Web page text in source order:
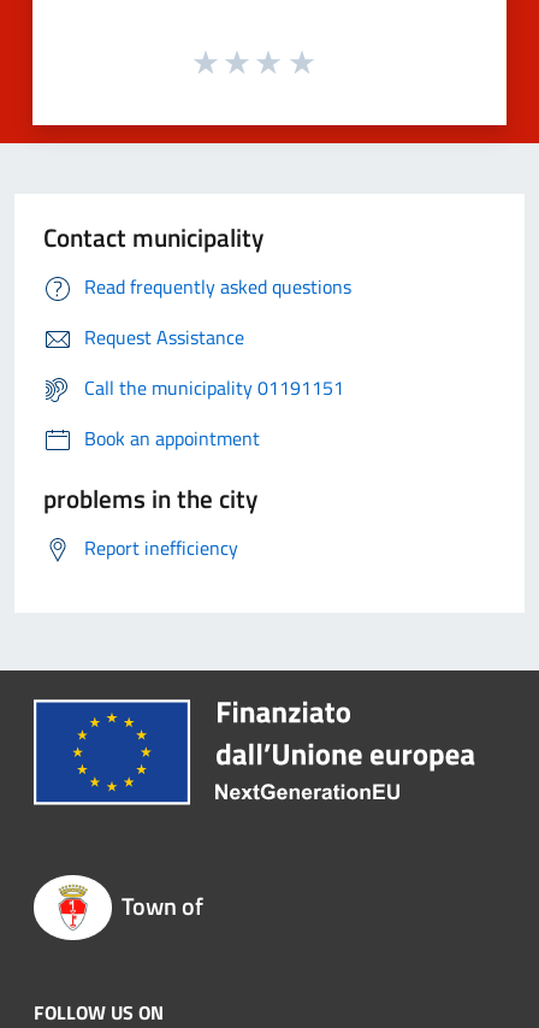
Contact municipality
Read frequently asked questions
Request Assistance
Call the municipality 01191151
Book an appointment
problems in the city
Report inefficiency
Town of
FOLLOW US ON